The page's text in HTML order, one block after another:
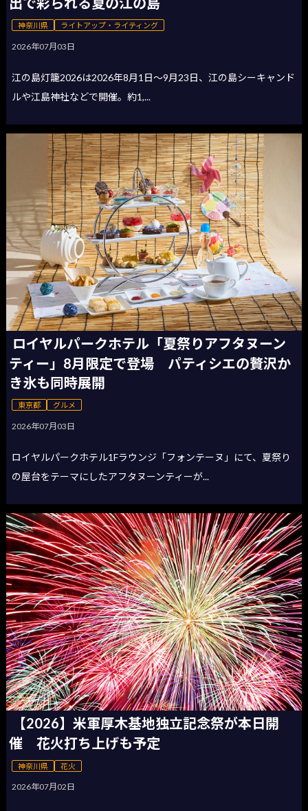
神奈川県 ライトアップ・ライティング
2026年07月03日
江の島灯籠2026は2026年8月1日〜9月23日、江の島シーキャンド
ルや江島神社などで開催。約1,...
ロイヤルパークホテル「夏祭りアフタヌーン
ティー」8月限定で登場 パティシエの贅沢か
き氷も同時展開
東京都 グルメ
2026年07月03日
ロイヤルパークホテル1Fラウンジ「フォンテーヌ」にて、夏祭り
の屋台をテーマにしたアフタヌーンティーが...
【2026】米軍厚木基地独立記念祭が本日開
催 花火打ち上げも予定
神奈川県 花火
2026年07月02日